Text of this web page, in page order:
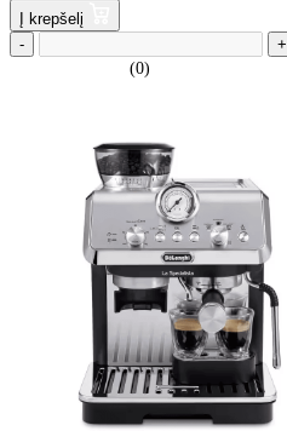
Į krepšelį
-
+
(0)